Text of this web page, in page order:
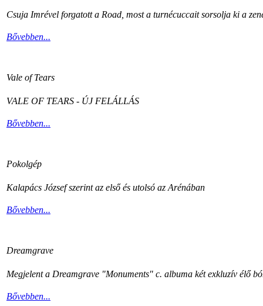
Csuja Imrével forgatott a Road, most a turnécuccait sorsolja ki a
Bővebben...
Vale of Tears
VALE OF TEARS - ÚJ FELÁLLÁS
Bővebben...
Pokolgép
Kalapács József szerint az első és utolsó az Arénában
Bővebben...
Dreamgrave
Megjelent a Dreamgrave "Monuments" c. albuma két exkluzív élő
Bővebben...